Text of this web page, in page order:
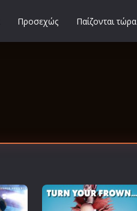
Ντοκιμαντέρ
Οικογενειακές
Προσεχώς Παίζονται τώρα